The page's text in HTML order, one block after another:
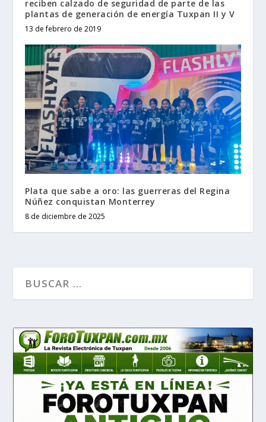
reciben calzado de seguridad de parte de las
plantas de generación de energía Tuxpan II y V
13 de febrero de 2019
Plata que sabe a oro: las guerreras del Regina
Núñez conquistan Monterrey
8 de diciembre de 2025